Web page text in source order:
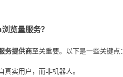
览量服务？
务提供商至关重要。以下是一些关键点：
实用户，而非机器人。